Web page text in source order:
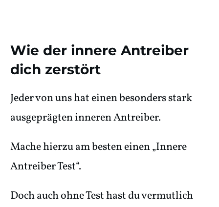
Wie der innere Antreiber
dich zerstört
Jeder von uns hat einen besonders stark
ausgeprägten inneren Antreiber.
Mache hierzu am besten einen „Innere
Antreiber Test“.
Doch auch ohne Test hast du vermutlich